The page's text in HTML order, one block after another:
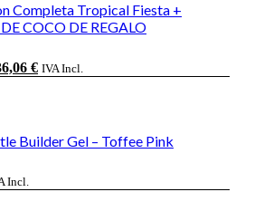
Completa Tropical Fiesta +
COCO DE REGALO
€ElIVA Incl.
Builder Gel – Toffee Pink
Incl.